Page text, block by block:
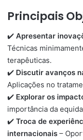
Principais
✔️ Apresentar
Técnicas
terapêuticas.
✔️ Discutir avanços
Aplicações no
✔️ Explorar os
importância da
✔️ Troca de
internacionais –